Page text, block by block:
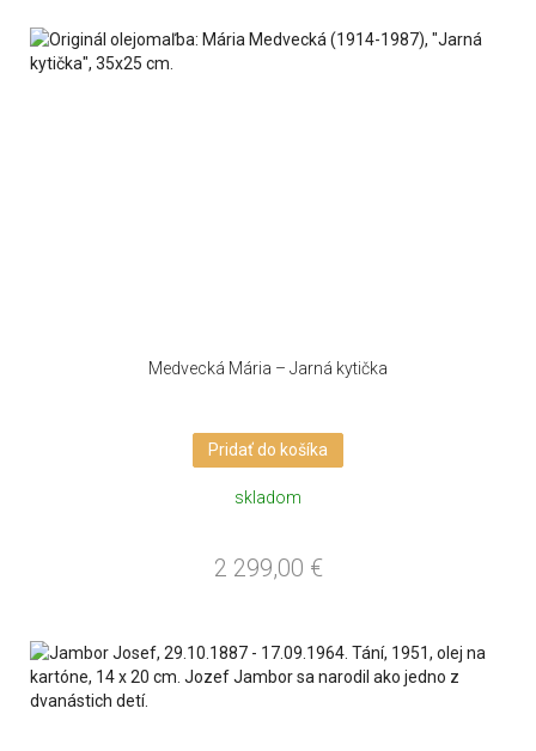
Medvecká Mária – Jarná kytička
Pridať do košíka
skladom
2 299,00 €